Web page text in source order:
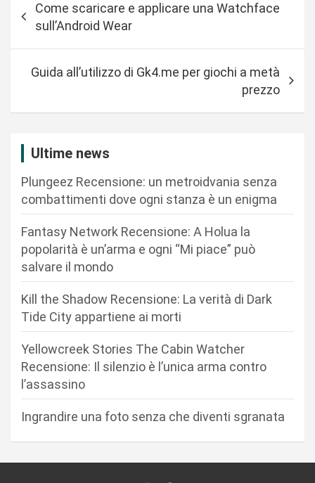
a
Come scaricare e applicare una Watchface
sull’Android Wear
Guida all’utilizzo di Gk4.me per giochi a metà
prezzo
Ultime news
Plungeez Recensione: un metroidvania senza
combattimenti dove ogni stanza è un enigma
Fantasy Network Recensione: A Holua la
popolarità è un’arma e ogni “Mi piace” può
salvare il mondo
Kill the Shadow Recensione: La verità di Dark
Tide City appartiene ai morti
Yellowcreek Stories The Cabin Watcher
Recensione: Il silenzio è l’unica arma contro
l’assassino
Ingrandire una foto senza che diventi sgranata